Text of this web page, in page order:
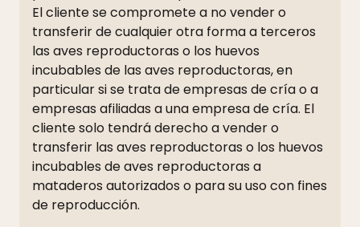
El cliente se compromete a no vender o
transferir de cualquier otra forma a terceros
las aves reproductoras o los huevos
incubables de las aves reproductoras, en
particular si se trata de empresas de cría o a
empresas afiliadas a una empresa de cría. El
cliente solo tendrá derecho a vender o
transferir las aves reproductoras o los huevos
incubables de aves reproductoras a
mataderos autorizados o para su uso con fines
de reproducción.